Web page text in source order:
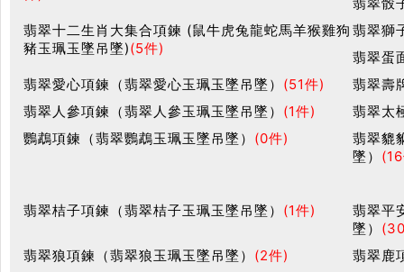
翡翠十二生肖大集合項鍊 (鼠牛虎兔龍蛇馬羊猴雞狗
豬玉珮玉墜吊墜)(5件)
翡翠獅
翡翠蛋
翡翠愛心項鍊（翡翠愛心玉珮玉墜吊墜） (51件)
翡翠壽
翡翠人參項鍊（翡翠人參玉珮玉墜吊墜） (1件)
翡翠太
鸚鵡項鍊（翡翠鸚鵡玉珮玉墜吊墜） (0件)
翡翠貔
墜）
翡翠桔子項鍊（翡翠桔子玉珮玉墜吊墜） (1件)
翡翠平
墜）
翡翠狼項鍊（翡翠狼玉珮玉墜吊墜） (2件)
翡翠鹿